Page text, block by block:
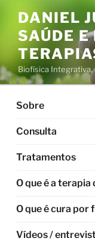
conteúdo
DANIEL
SAÚDE
Biofísica Integrativa,
Sobre
Consulta
Tratamentos
O que é a
O que é cura por
Vídeos /